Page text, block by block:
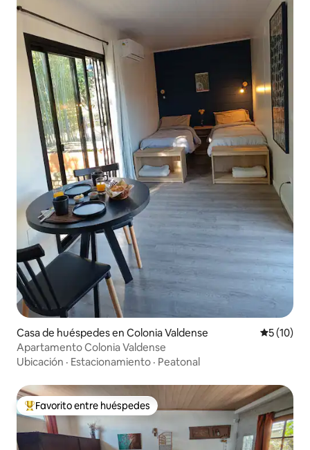
Casa de huéspedes en Colonia Valdense
5 (10)
Apartamento Colonia Valdense
Ubicación · Estacionamiento · Peatonal
Favorito entre huéspedes preferido
Favorito entre huéspedes